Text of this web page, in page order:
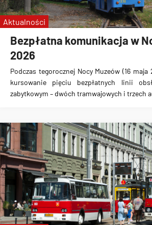
Bezpłatna komunikacja w
2026
Podczas tegorocznej Nocy Muzeów (16
kursowanie pięciu bezpłatnych linii
zabytkowym – dwóch tramwajowych i trzech
Aktualności